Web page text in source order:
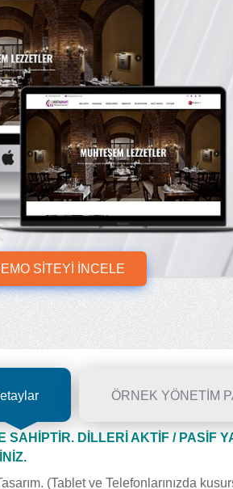
SİTEYİ İNCELE
ÖRNEK YÖNETİM
SAHİPTİR. DİLLERİ AKTİF / PASİF
(Tablet ve Telefonlarınızda